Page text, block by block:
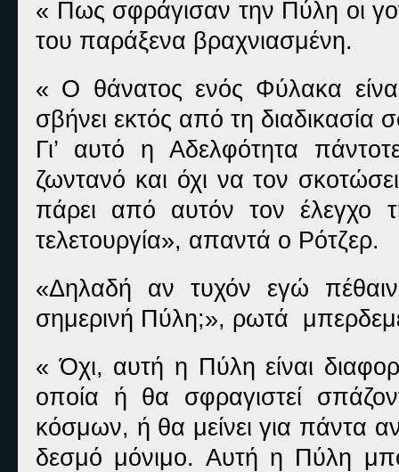
« Πως σφράγισαν την Πύλη οι
του παράξενα βραχνιασμένη.
« Ο θάνατος ενός Φύλακα
σβήνει εκτός από τη διαδικασία
Γι’ αυτό η Αδελφότητα
ζωντανό και όχι να τον
πάρει από αυτόν τον έλεγχο
τελετουργία», απαντά ο Ρότζερ.
«Δηλαδή αν τυχόν εγώ
σημερινή Πύλη;», ρωτά
« Όχι, αυτή η Πύλη είναι
οποία ή θα σφραγιστεί
κόσμων, ή θα μείνει για πάντα
δεσμό μόνιμο. Αυτή η Πύλη